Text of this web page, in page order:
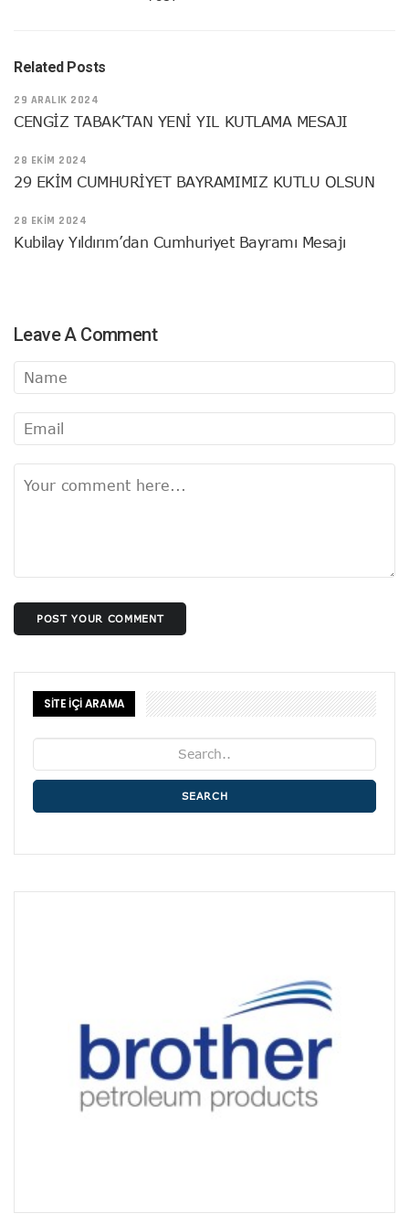
Related Posts
29 ARALIK 2024
CENGİZ TABAK’TAN YENİ YIL KUTLAMA MESAJI
28 EKIM 2024
29 EKİM CUMHURİYET BAYRAMIMIZ KUTLU OLSUN
28 EKIM 2024
Kubilay Yıldırım’dan Cumhuriyet Bayramı Mesajı
Leave A Comment
POST YOUR COMMENT
SİTE İÇİ ARAMA
SEARCH